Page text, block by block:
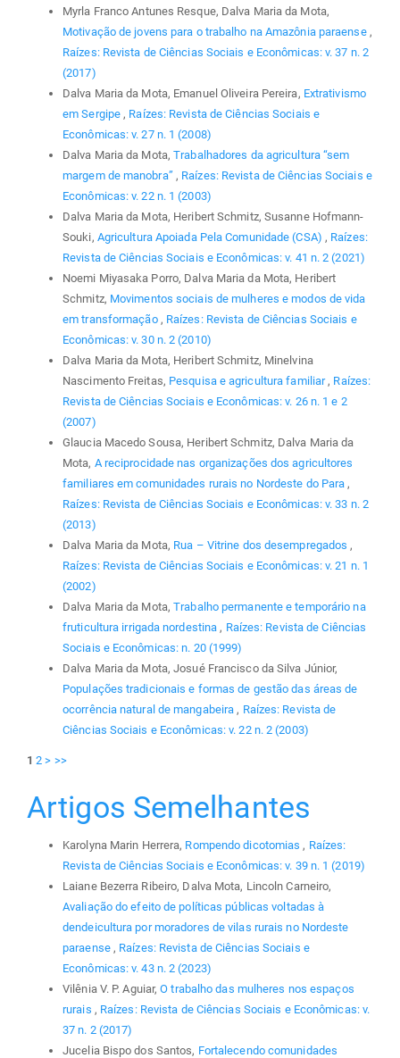
Myrla Franco Antunes Resque, Dalva Maria da Mota,
Motivação de jovens para o trabalho na Amazônia paraense ,
Raízes: Revista de Ciências Sociais e Econômicas: v. 37 n. 2
(2017)
Dalva Maria da Mota, Emanuel Oliveira Pereira, Extrativismo
em Sergipe , Raízes: Revista de Ciências Sociais e
Econômicas: v. 27 n. 1 (2008)
Dalva Maria da Mota,Trabalhadores da agricultura “sem
margem de manobra” , Raízes: Revista de Ciências Sociais e
Econômicas: v. 22 n. 1 (2003)
Dalva Maria da Mota, Heribert Schmitz, Susanne Hofmann-
Souki, Agricultura Apoiada Pela Comunidade (CSA) , Raízes:
Revista de Ciências Sociais e Econômicas: v. 41 n. 2 (2021)
Noemi Miyasaka Porro, Dalva Maria da Mota, Heribert
Schmitz, Movimentos sociais de mulheres e modos de vida
em transformação , Raízes: Revista de Ciências Sociais e
Econômicas: v. 30 n. 2 (2010)
Dalva Maria da Mota, Heribert Schmitz, Minelvina
Nascimento Freitas, Pesquisa e agricultura familiar , Raízes:
Revista de Ciências Sociais e Econômicas: v. 26 n. 1 e 2
(2007)
Glaucia Macedo Sousa, Heribert Schmitz, Dalva Maria da
Mota, A reciprocidade nas organizações dos agricultores
familiares em comunidades rurais no Nordeste do Para ,
Raízes: Revista de Ciências Sociais e Econômicas: v. 33 n. 2
(2013)
Dalva Maria da Mota, Rua – Vitrine dos desempregados ,
Raízes: Revista de Ciências Sociais e Econômicas: v. 21 n. 1
(2002)
Dalva Maria da Mota,Trabalho permanente e temporário na
fruticultura irrigada nordestina , Raízes: Revista de Ciências
Sociais e Econômicas: n. 20 (1999)
Dalva Maria da Mota, Josué Francisco da Silva Júnior,
Populações tradicionais e formas de gestão das áreas de
ocorrência natural de mangabeira , Raízes: Revista de
Ciências Sociais e Econômicas: v. 22 n. 2 (2003)
1 2 > >>
Artigos Semelhantes
Karolyna Marin Herrera, Rompendo dicotomias , Raízes:
Revista de Ciências Sociais e Econômicas: v. 39 n. 1 (2019)
Laiane Bezerra Ribeiro, Dalva Mota, Lincoln Carneiro,
Avaliação do efeito de políticas públicas voltadas à
dendeicultura por moradores de vilas rurais no Nordeste
paraense , Raízes: Revista de Ciências Sociais e
Econômicas: v. 43 n. 2 (2023)
Vilênia V. P. Aguiar,O trabalho das mulheres nos espaços
rurais , Raízes: Revista de Ciências Sociais e Econômicas: v.
37 n. 2 (2017)
Jucelia Bispo dos Santos, Fortalecendo comunidades